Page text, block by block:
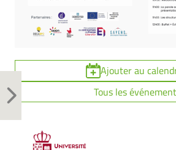
Ajouter au
Tous les